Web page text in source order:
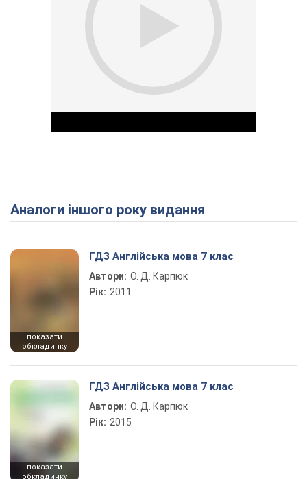
Play Video
Аналоги іншого року видання
показати
обкладинку
ГДЗ Англійська мова 7 клас
Автори: О. Д. Карпюк
Рік: 2011
показати
обкладинку
ГДЗ Англійська мова 7 клас
Автори: О. Д. Карпюк
Рік: 2015